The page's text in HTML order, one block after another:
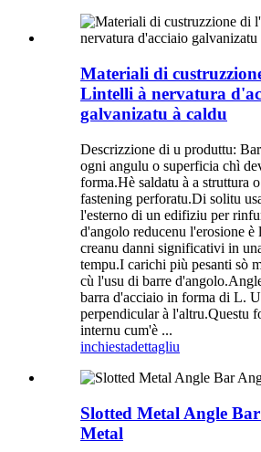
Materiali di
Lintelli à nervatura
galvanizatu à caldu
Descrizzione di u produttu:
ogni angulu o superficia chì
forma.Hè saldatu à a struttura
fastening perforatu.Di solitu
l'esterno di un edifiziu per
d'angolo reducenu l'erosione è
creanu danni significativi in
tempu.I carichi più pesanti sò
cù l'usu di barre
barra d'acciaio in forma di L.
perpendicular à l'altru.Questu
internu cum'è ...
inchiestadettagliu
Slotted Metal Angle
Metal